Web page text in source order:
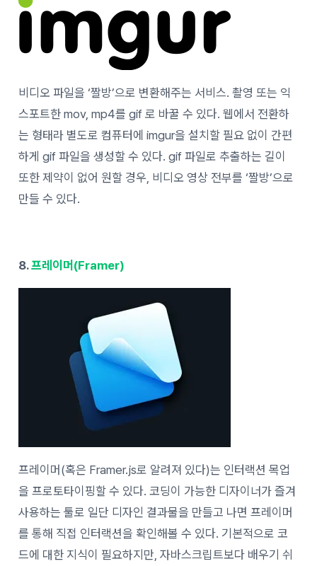
비디오 파일을 ‘짤방’으로 변환해주는 서비스. 촬영 또는 익
스포트한 mov, mp4를 gif 로 바꿀 수 있다. 웹에서 전환하
는 형태라 별도로 컴퓨터에 imgur을 설치할 필요 없이 간편
하게 gif 파일을 생성할 수 있다. gif 파일로 추출하는 길이
또한 제약이 없어 원할 경우, 비디오 영상 전부를 ‘짤방’으로
만들 수 있다.
8.프레이머(Framer)
프레이머(혹은 Framer.js로 알려져 있다)는 인터랙션 목업
을 프로토타이핑할 수 있다. 코딩이 가능한 디자이너가 즐겨
사용하는 툴로 일단 디자인 결과물을 만들고 나면 프레이머
를 통해 직접 인터랙션을 확인해볼 수 있다. 기본적으로 코
드에 대한 지식이 필요하지만, 자바스크립트보다 배우기 쉬